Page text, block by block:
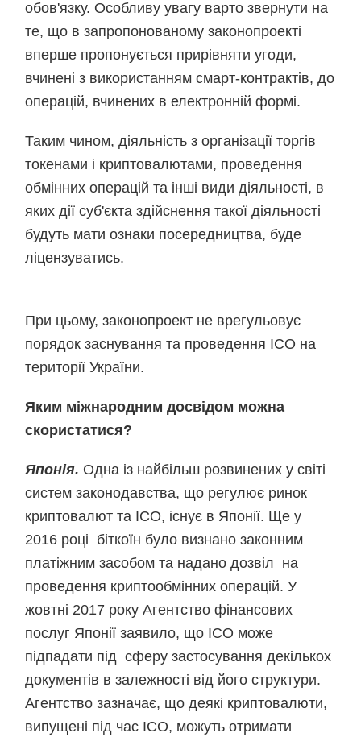
обов'язку. Особливу увагу варто звернути на
те, що в запропонованому законопроекті
вперше пропонується прирівняти угоди,
вчинені з використанням смарт-контрактів, до
операцій, вчинених в електронній формі.
Таким чином, діяльність з організації торгів
токенами і криптовалютами, проведення
обмінних операцій та інші види діяльності, в
яких дії суб'єкта здійснення такої діяльності
будуть мати ознаки посередництва, буде
ліцензуватись.
При цьому, законопроект не врегульовує
порядок заснування та проведення ICO на
території України.
Яким міжнародним досвідом можна
скористатися?
Японія. Одна із найбільш розвинених у світі
систем законодавства, що регулює ринок
криптовалют та ICO, існує в Японії. Ще у
2016 році біткоїн було визнано законним
платіжним засобом та надано дозвіл на
проведення криптообмінних операцій. У
жовтні 2017 року Агентство фінансових
послуг Японії заявило, що ICO може
підпадати під сферу застосування декількох
документів в залежності від його структури.
Агентство зазначає, що деякі криптовалюти,
випущені під час ICO, можуть отримати